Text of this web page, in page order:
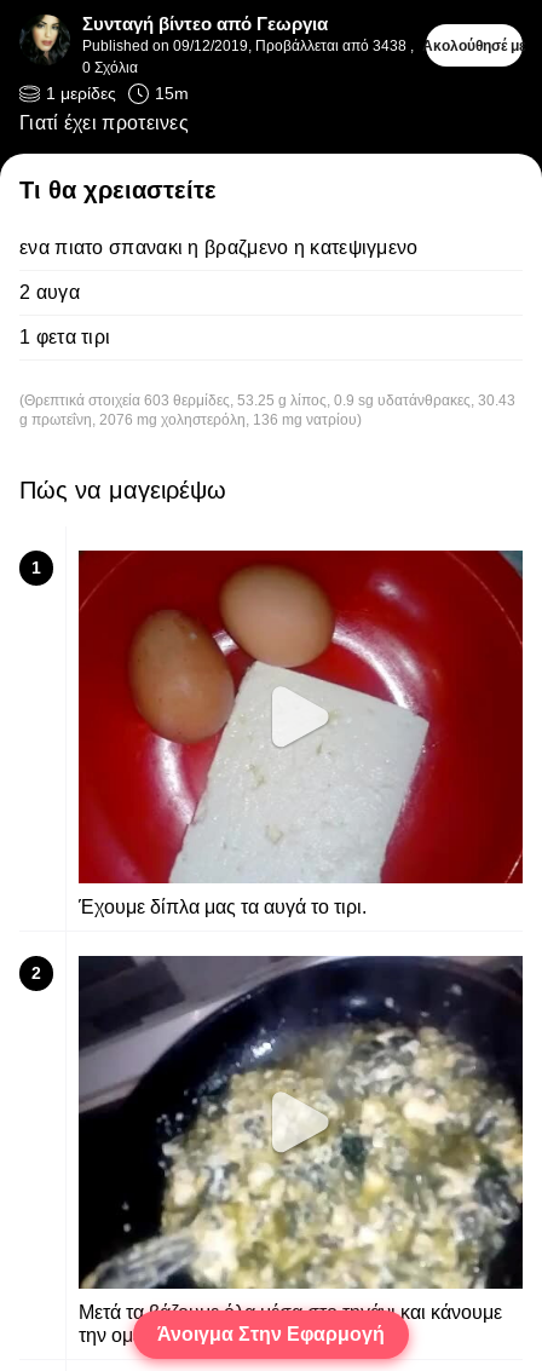
Συνταγή βίντεο από Γεωργια
Published on 09/12/2019 Προβάλλεται από 3438
0 Σχόλια
Ακολούθησέ με
1 μερίδες 15m
Γιατί έχει προτεινες
Τι θα χρειαστείτε
ενα πιατο σπανακι η βραζμενο η κατεψιγμενο
2 αυγα
1 φετα τιρι
(Θρεπτικά στοιχεία 603 θερμίδες, 53.25 g λίπος, 0.9 sg υδατάνθρακες, 30.43
g πρωτεΐνη, 2076 mg χοληστερόλη, 136 mg νατρίου)
Πώς να μαγειρέψω
1
Έχουμε δίπλα μας τα αυγά το τιρι.
2
Μετά τα βάζουμε όλα μέσα στο τηγάνι και κάνουμε
την ομελέτα🍳.Άνοιγμα Στην Εφαρμογή